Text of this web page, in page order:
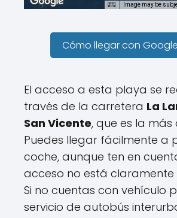
Image may be
Cómo llegar con
El acceso a esta playa se
través de la carretera La
San Vicente, que es la más
Puedes llegar fácilmente a
coche, aunque ten en
acceso no está claramente
Si no cuentas con vehículo
servicio de autobús